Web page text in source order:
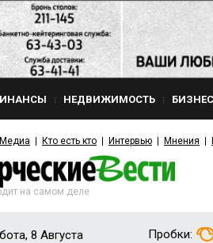
НЕДВИЖИМОСТЬ БИЗНЕС
Медиа Кто есть кто Интервью Мнения
на самом деле
8 Августа Пробки: